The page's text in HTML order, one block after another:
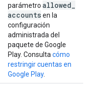
parámetro allowed
accountsen la
configuración
administrada del
paquete de Google
Play. Consulta cómo
restringir cuentas en
Google Play.